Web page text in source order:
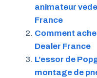
animateur
France
Comment
Dealer France
L’essor de
montage de